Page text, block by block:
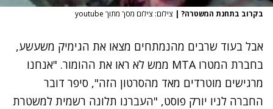
בקרוב בתחנת המשטרה? | צילום: צילום מסך מתוך youtube
אבל בעוד שרבים מהנמתחים מצאו את הגימיק משעשע,
בחברת המטרו MTA ממש לא ראו את ההומור. "אנחנו
מרגישים מוטרדים מאד מהסרטון הזה", סיפר דובר
החברה לניו יורק פוסט, "העברנו תלונה רשמית למשטרת